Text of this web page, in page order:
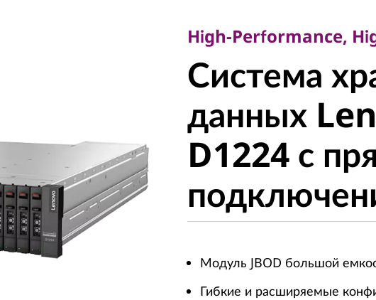
Система
данных
D1224 с
High-Performance,
Система
данных
D1224 с
Модуль JBOD большой
Гибкие и расширяемые